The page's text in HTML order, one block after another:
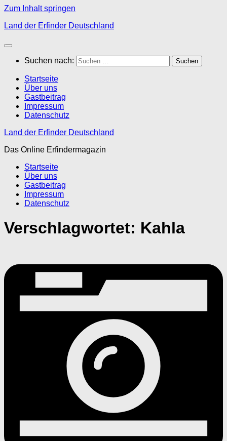
Zum Inhalt springen
Land der Erfinder Deutschland
Suchen nach:
Startseite
Über uns
Gastbeitrag
Impressum
Datenschutz
Land der Erfinder Deutschland
Das Online Erfindermagazin
Startseite
Über uns
Gastbeitrag
Impressum
Datenschutz
Verschlagwortet: Kahla